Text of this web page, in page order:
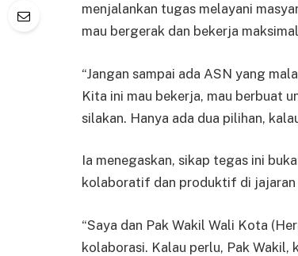
menjalankan tugas melayani
mau bergerak dan bekerja
“Jangan sampai ada ASN yang
Kita ini mau bekerja, mau berbuat
silakan. Hanya ada dua pilihan,
Ia menegaskan, sikap tegas ini
kolaboratif dan produktif di jajaran
“Saya dan Pak Wakil Wali Kota
kolaborasi. Kalau perlu, Pak